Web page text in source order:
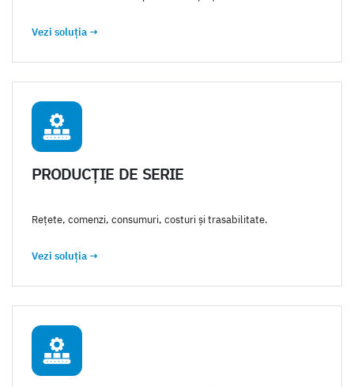
Vezi soluția →
PRODUCȚIE DE SERIE
Rețete, comenzi, consumuri, costuri și trasabilitate.
Vezi soluția →